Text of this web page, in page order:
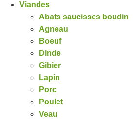
Viandes
Abats saucisses boudin
Agneau
Boeuf
Dinde
Gibier
Lapin
Porc
Poulet
Veau